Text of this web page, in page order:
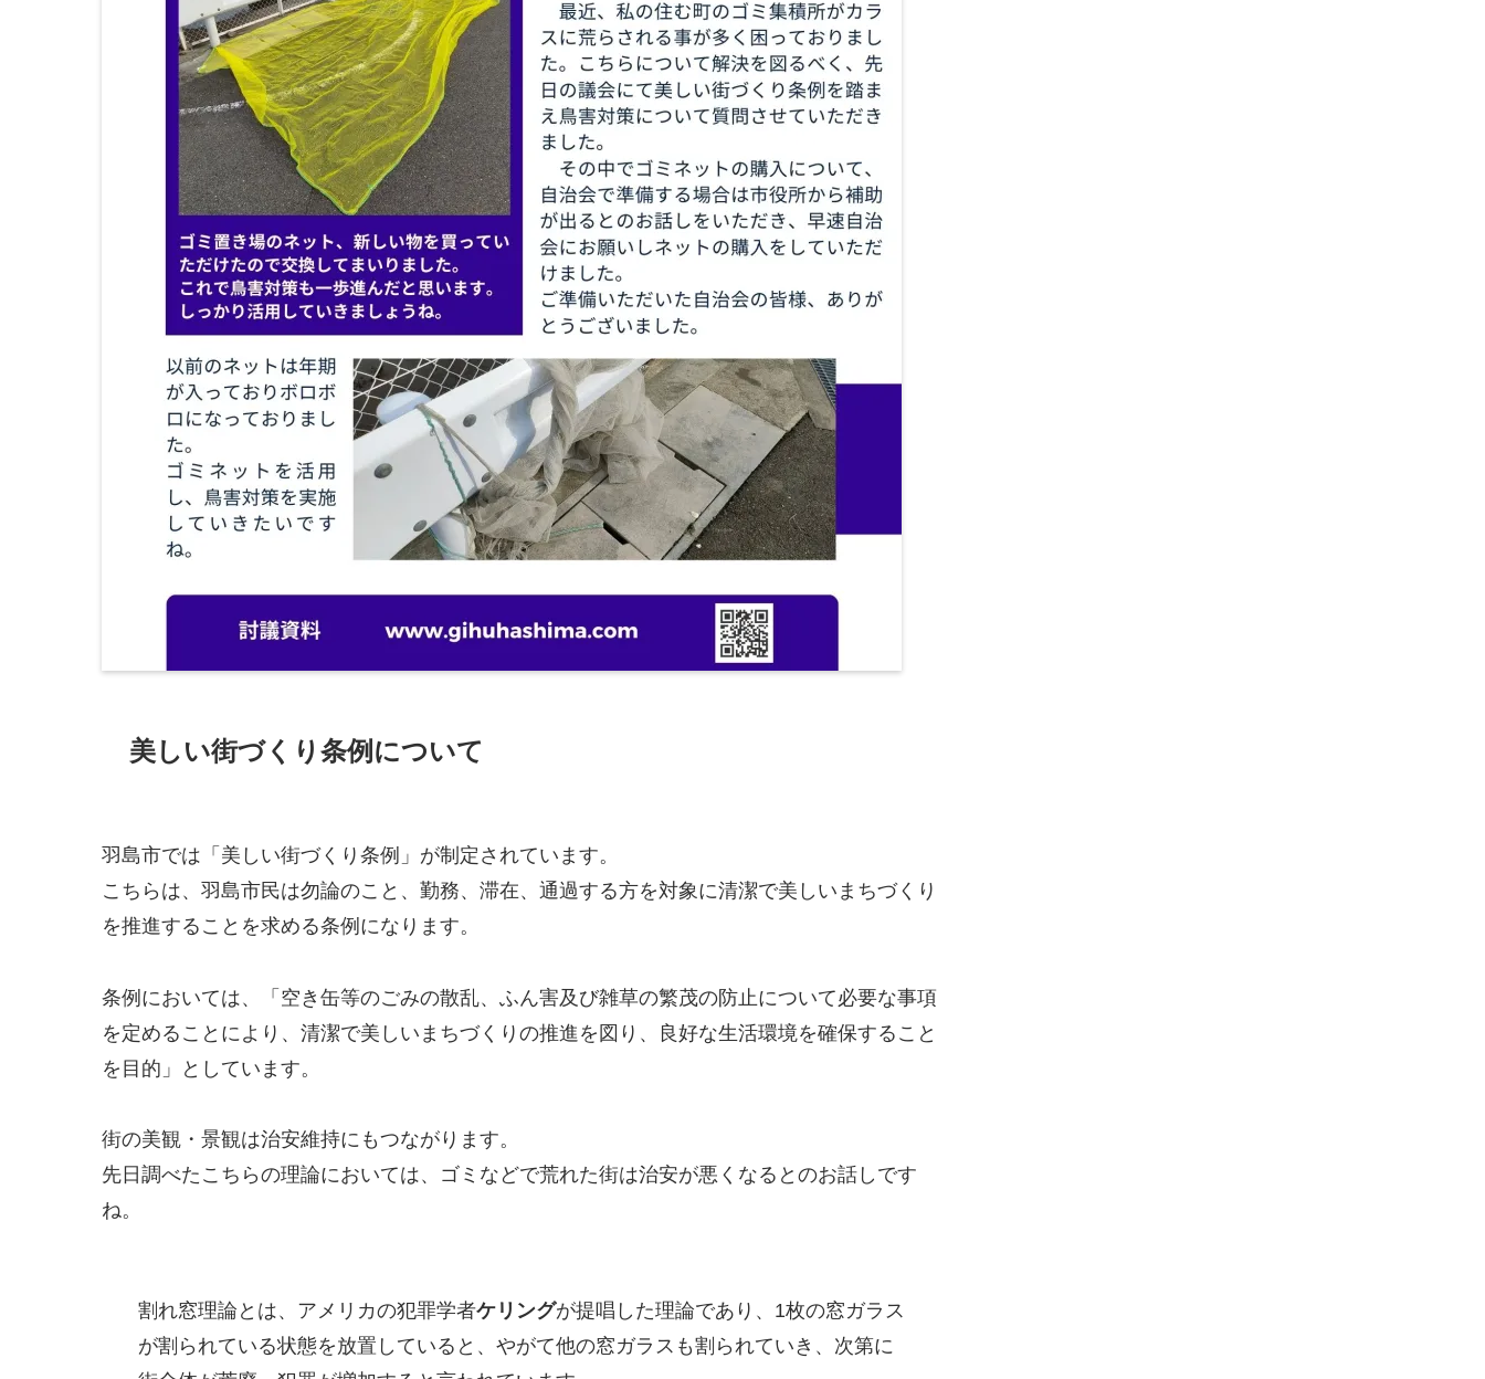
美しい街づくり条例について
羽島市では「美しい街づくり条例」が制定されています。
こちらは、羽島市民は勿論のこと、勤務、滞在、通過する方を対象に清潔で美しいまちづくり
を推進することを求める条例になります。
条例においては、「空き缶等のごみの散乱、ふん害及び雑草の繁茂の防止について必要な事項
を定めることにより、清潔で美しいまちづくりの推進を図り、良好な生活環境を確保すること
を目的」としています。
街の美観・景観は治安維持にもつながります。
先日調べたこちらの理論においては、ゴミなどで荒れた街は治安が悪くなるとのお話しです
ね。
割れ窓理論とは、アメリカの犯罪学者ケリングが提唱した理論であり、1枚の窓ガラス
が割られている状態を放置していると、やがて他の窓ガラスも割られていき、次第に